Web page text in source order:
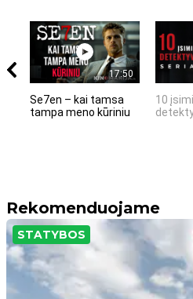
17:50
Se7en – kai tamsa
tampa meno kūriniu
10
Rekomenduojame
STATYBOS